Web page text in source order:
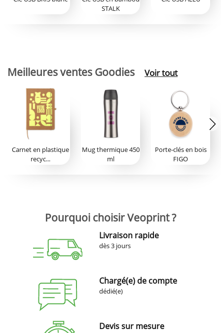
STALK
Meilleures ventes Goodies Voir tout
Carnet en plastique
recyc...
Mug thermique 450
ml
Porte-clés en bois
FIGO
Pourquoi choisir Veoprint ?
Livraison rapide
dès 3 jours
Chargé(e) de compte
dédié(e)
Devis sur mesure